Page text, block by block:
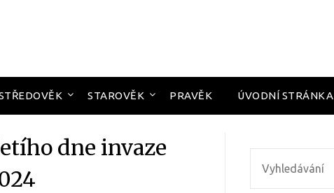
STAROVĚK PRAVĚK ÚVODNÍ STRÁNKA
dne invaze